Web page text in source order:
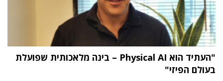
"העתיד הוא Physical AI – בינה מלאכותית שפועלת
בעולם הפיזי"